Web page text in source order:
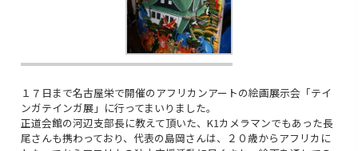
１７日まで名古屋栄で開催のアフリカンアートの絵画展示会「テイ
ンガテインガ展」に行ってまいりました。
正道会館の河辺支部長に教えて頂いた、K1カメラマンでもあった長
尾さんも携わっており、代表の島岡さんは、２０歳からアフリカに